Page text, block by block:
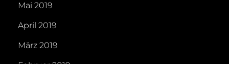
Mai 2019
April 2019
März 2019